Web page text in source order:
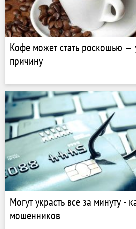
Кофе может стать роскошью —
причину
Могут украсть все за минуту -
мошенников